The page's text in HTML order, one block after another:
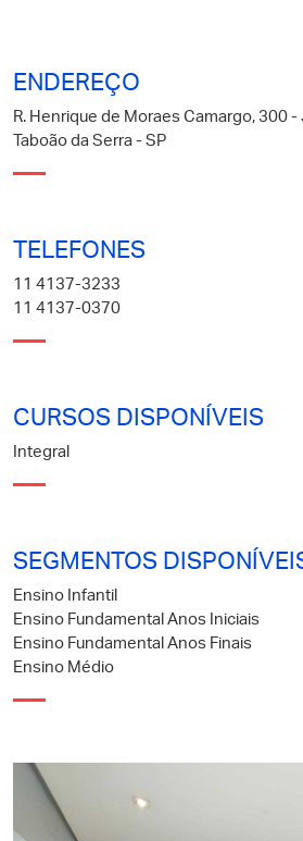
ENDEREÇO
R. Henrique de Moraes Camargo, 300
Taboão da Serra - SP
TELEFONES
11 4137-3233
11 4137-0370
CURSOS DISPONÍVEIS
Integral
SEGMENTOS
Ensino Infantil
Ensino Fundamental Anos Iniciais
Ensino Fundamental Anos Finais
Ensino Médio